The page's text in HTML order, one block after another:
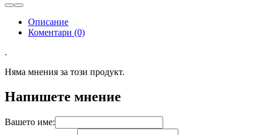
Описание
Коментари (0)
.
Няма мнения за този продукт.
Напишете мнение
Вашето име: